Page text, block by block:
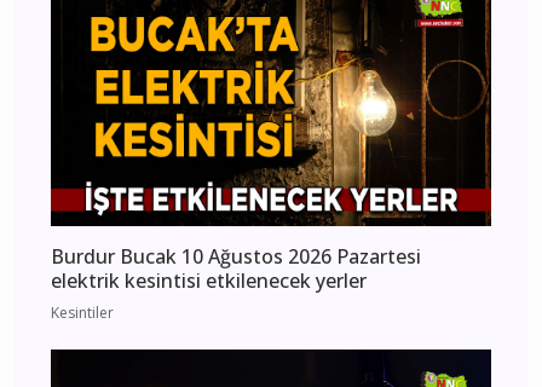
Burdur Bucak 10 Ağustos 2026 Pazartesi
elektrik kesintisi etkilenecek yerler
Kesintiler